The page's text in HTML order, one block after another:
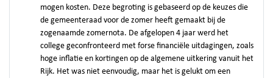
mogen kosten. Deze begroting is gebaseerd op de keuzes die
de gemeenteraad voor de zomer heeft gemaakt bij de
zogenaamde zomernota. De afgelopen 4 jaar werd het
college geconfronteerd met forse financiële uitdagingen, zoals
hoge inflatie en kortingen op de algemene uitkering vanuit het
Rijk. Het was niet eenvoudig, maar het is gelukt om een